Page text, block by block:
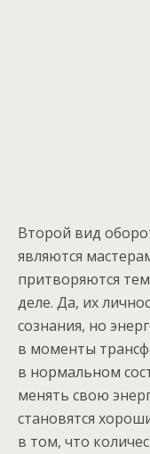
Второй вид
являются
притворяются
деле. Да, их
сознания, но
в моменты
в нормальном
менять свою
становятся
в том, что